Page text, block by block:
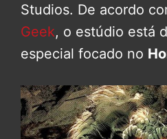
Studios. De acordo
Geek, o estúdio está
especial focado no